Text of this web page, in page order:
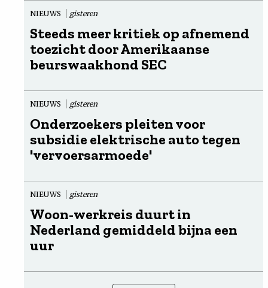
NIEUWS gisteren
Steeds meer kritiek op afnemend
toezicht door Amerikaanse
beurswaakhond SEC
NIEUWS gisteren
Onderzoekers pleiten voor
subsidie elektrische auto tegen
'vervoersarmoede'
NIEUWS gisteren
Woon-werkreis duurt in
Nederland gemiddeld bijna een
uur